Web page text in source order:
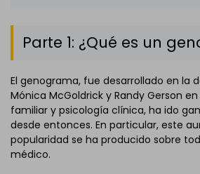
Parte 1: ¿Qué es un
El genograma, fue desarrollado en la
Mónica McGoldrick y Randy Gerson
familiar y psicología clínica, ha ido
desde entonces. En particular, este
popularidad se ha producido sobre
médico.